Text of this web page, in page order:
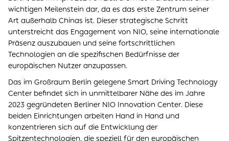
wichtigen Meilenstein dar, da es das erste Zentrum seiner
Art außerhalb Chinas ist. Dieser strategische Schritt
unterstreicht das Engagement von NIO, seine internationale
Präsenz auszubauen und seine fortschrittlichen
Technologien an die spezifischen Bedürfnisse der
europäischen Nutzer anzupassen.
Das im Großraum Berlin gelegene Smart Driving Technology
Center befindet sich in unmittelbarer Nähe des im Jahre
2023 gegründeten Berliner NIO Innovation Center. Diese
beiden Einrichtungen arbeiten Hand in Hand und
konzentrieren sich auf die Entwicklung der
Spitzentechnologien, die speziell für den europäischen